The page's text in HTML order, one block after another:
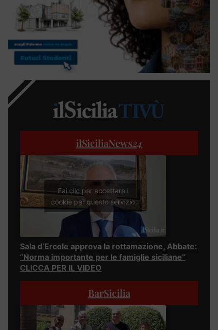
ilSiciliaNews24
Fai clic per accettare i
cookie per questo servizio
Sala d’Ercole approva la rottamazione, Abbate:
“Norma importante per le famiglie siciliane”
CLICCA PER IL VIDEO
BarSicilia